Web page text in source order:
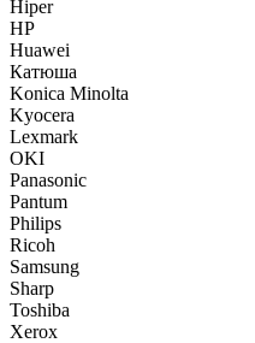
Hiper
HP
Huawei
Катюша
Konica Minolta
Kyocera
Lexmark
OKI
Panasonic
Pantum
Philips
Ricoh
Samsung
Sharp
Toshiba
Xerox